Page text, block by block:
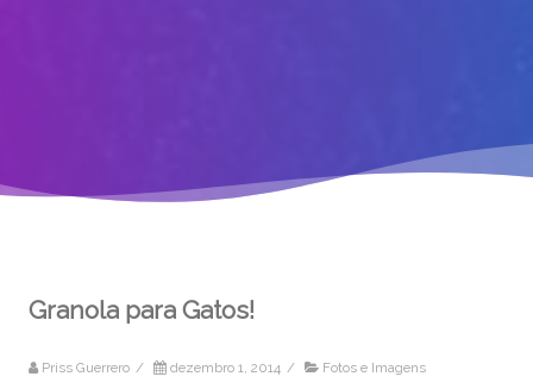
Granola para Gatos!
Priss Guerrero / dezembro 1, 2014 / Fotos e Imagens